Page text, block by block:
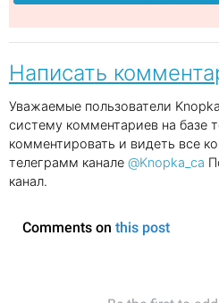
Написать
Уважаемые пользователи
систему комментариев на базе
комментировать и видеть все
телеграмм канале @Knopka_ca
канал.